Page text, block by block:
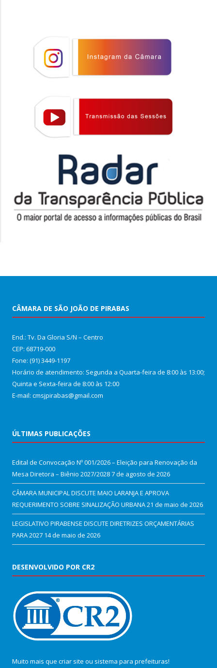
CÂMARA DE SÃO JOÃO DE PIRABAS
End.: Tv. Da Gloria S/N – Centro
CEP: 68719-000
Fone: (91) 3449-1197
Horário de atendimento: Segunda a Quarta-feira de 8:00 às 13:00;
Quinta e Sexta-feira de 8:00 às 12:00
E-mail: cmsjpirabas@gmail.com
ÚLTIMAS PUBLICAÇÕES
Edital de Convocação Nº 001/2026 – Eleição para Renovação da
Mesa Diretora – Biênio 2027/20287 de agosto de 2026
CÂMARA MUNICIPAL DISCUTE MAIO LARANJA E APROVA
REQUERIMENTO SOBRE SINALIZAÇÃO URBANA21 de maio de 2026
LEGISLATIVO PIRABENSE DISCUTE DIRETRIZES ORÇAMENTÁRIAS
PARA 2027 14 de maio de 2026
DESENVOLVIDO POR CR2
Muito mais que criar site ou sistema para prefeituras!